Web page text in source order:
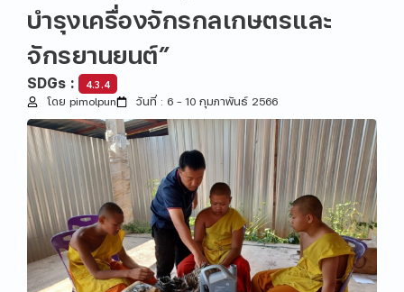
บำรุงเครื่องจักรกลเกษตรและ
จักรยานยนต์”
SDGs : 4.3.4
โดย pimolpun วันที่ : 6 – 10 กุมภาพันธ์ 2566